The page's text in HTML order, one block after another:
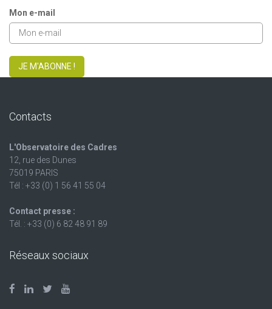
Mon e-mail
JE M'ABONNE !
Contacts
L'Observatoire des Cadres
12, rue des Dunes
75019 PARIS
Tél : +33 (0) 1 56 41 55 04
Contact presse :
Tél. : +33 (0) 6 82 48 91 89
Réseaux sociaux